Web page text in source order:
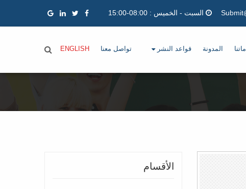
السبت - الخميس : 08:00-15:00
المدونة قواعد النشر تواصل معنا ENGLISH
الأقسام